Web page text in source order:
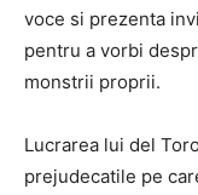
voce si prezenta
pentru a vorbi
monstrii proprii.
Lucrarea lui del
prejudecatile pe